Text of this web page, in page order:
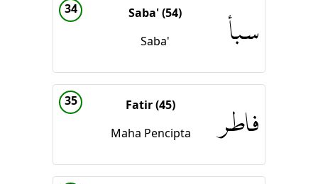
34
Saba' (54)
Saba'
سبأ
35
Fatir (45)
Maha Pencipta
فاطر